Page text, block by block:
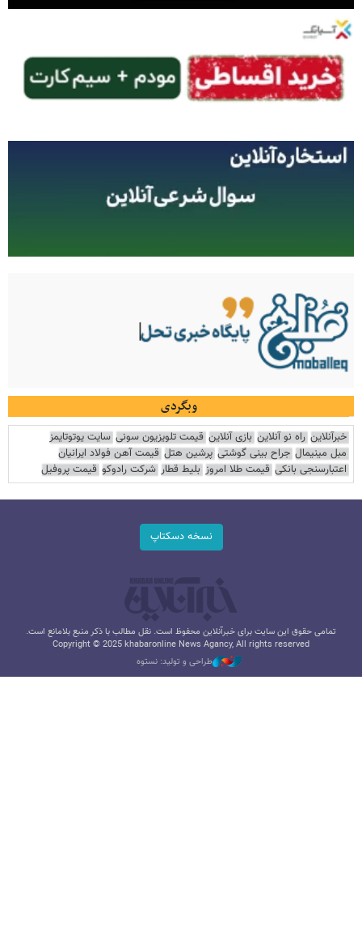
وبگردی
خبرآنلاین راه نو آنلاین بازی آنلاین قیمت تلویزیون سونی سایت یوتوتایمز
مبل مینیمال جراح بینی گوشتی پرشین هتل قیمت آهن فولاد ایرانیان
اعتبارسنجی بانکی قیمت طلا امروز بلیط قطار شرکت رادوکو قیمت پروفیل
نسخه دسکتاپ
تمامی حقوق این سایت برای خبرآنلاین محفوظ است. نقل مطالب با ذکر منبع بلامانع است.
Copyright © 2025 khabaronline News Agancy, All rights reserved
طراحی و تولید: نستوه